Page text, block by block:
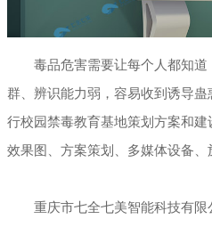
毒品危害需要让每个人都知道
群、辨识能力弱，容易收到诱导
行校园禁毒教育基地策划方案和
效果图、方案策划、多媒体设备、
重庆市七全七美智能科技有